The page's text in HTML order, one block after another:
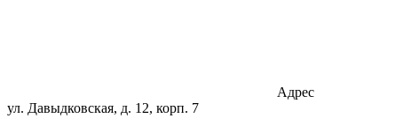
Адрес
ул. Давыдковская, д. 12, корп. 7